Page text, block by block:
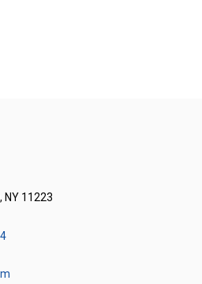
NY 11223